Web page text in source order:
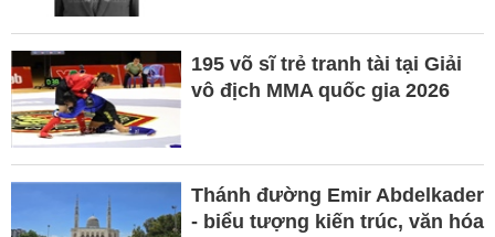
195 võ sĩ trẻ tranh tài tại Giải
vô địch MMA quốc gia 2026
Thánh đường Emir Abdelkader
- biểu tượng kiến trúc, văn hóa